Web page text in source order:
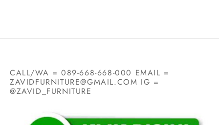
CALL/WA = 089-668-668-000 EMAIL =
ZAVIDFURNITURE@GMAIL.COM IG =
@ZAVID_FURNITURE